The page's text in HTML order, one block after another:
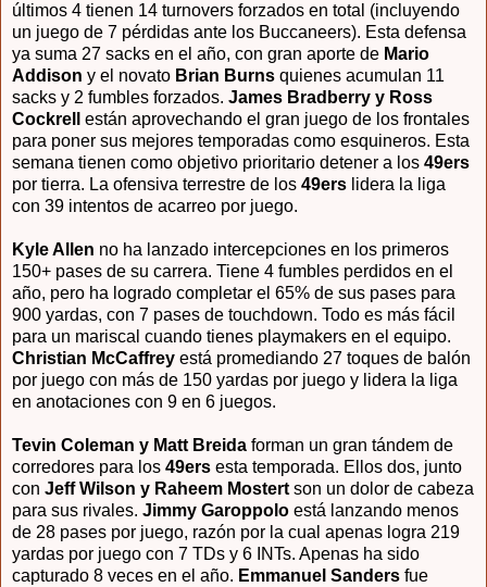
últimos 4 tienen 14 turnovers forzados en total (incluyendo
un juego de 7 pérdidas ante los Buccaneers). Esta defensa
ya suma 27 sacks en el año, con gran aporte de Mario
Addison y el novato Brian Burns quienes acumulan 11
sacks y 2 fumbles forzados. James Bradberry y Ross
Cockrell
están aprovechando el gran juego de los frontales
para poner sus mejores temporadas como esquineros. Esta
semana tienen como objetivo prioritario detener a los 49ers
por tierra. La ofensiva terrestre de los 49ers lidera la liga
con 39 intentos de acarreo por juego.
Kyle Allen no ha lanzado intercepciones en los primeros
150+ pases de su carrera. Tiene 4 fumbles perdidos en el
año, pero ha logrado completar el 65% de sus pases para
900 yardas, con 7 pases de touchdown. Todo es más fácil
para un mariscal cuando tienes playmakers en el equipo.
Christian McCaffrey está promediando 27 toques de balón
por juego con más de 150 yardas por juego y lidera la liga
en anotaciones con 9 en 6 juegos.
Tevin Coleman y Matt Breida forman un gran tándem de
corredores para los 49ers esta temporada. Ellos dos, junto
con Jeff Wilson y Raheem Mostert son un dolor de cabeza
para sus rivales. Jimmy Garoppolo está lanzando menos
de 28 pases por juego, razón por la cual apenas logra 219
yardas por juego con 7 TDs y 6 INTs. Apenas ha sido
capturado 8 veces en el año. Emmanuel Sanders fue